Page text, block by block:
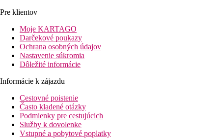
Pre klientov
Moje KARTAGO
Darčekové poukazy
Ochrana osobných údajov
Nastavenie súkromia
Dôležité informácie
Informácie k zájazdu
Cestovné poistenie
Často kladené otázky
Podmienky pre cestujúcich
Služby k dovolenke
Vstupné a pobytové poplatky